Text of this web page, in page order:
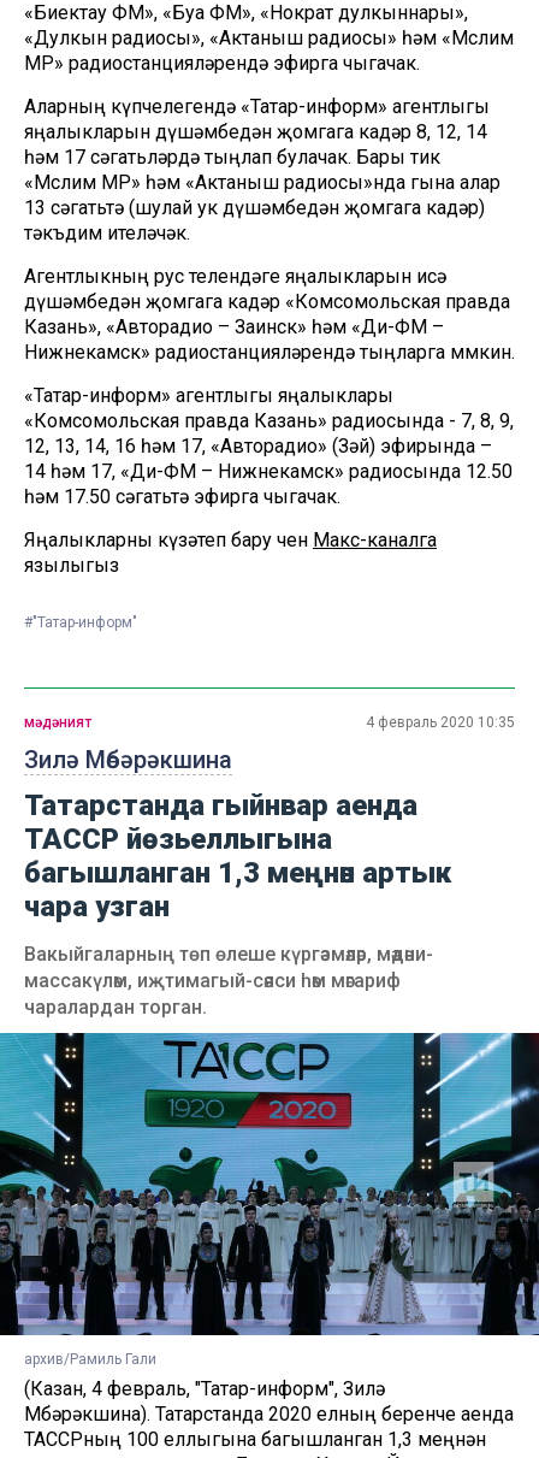
«Биектау ФМ», «Буа ФМ», «Нократ дулкыннары»,
«Дулкын радиосы», «Актаныш радиосы» һәм «Мөслим
МР» радиостанцияләрендә эфирга чыгачак.
Аларның күпчелегендә «Татар-информ» агентлыгы
яңалыкларын дүшәмбедән җомгага кадәр 8, 12, 14
һәм 17 сәгатьләрдә тыңлап булачак. Бары тик
«Мөслим МР» һәм «Актаныш радиосы»нда гына алар
13 сәгатьтә (шулай ук дүшәмбедән җомгага кадәр)
тәкъдим ителәчәк.
Агентлыкның рус телендәге яңалыкларын исә
дүшәмбедән җомгага кадәр «Комсомольская правда
Казань», «Авторадио – Заинск» һәм «Ди-ФМ –
Нижнекамск» радиостанцияләрендә тыңларга мөмкин.
«Татар-информ» агентлыгы яңалыклары
«Комсомольская правда Казань» радиосында - 7, 8, 9,
12, 13, 14, 16 һәм 17, «Авторадио» (Зәй) эфирында –
14 һәм 17, «Ди-ФМ – Нижнекамск» радиосында 12.50
һәм 17.50 сәгатьтә эфирга чыгачак.
Яңалыкларны күзәтеп бару өчен Макс-каналга
язылыгыз
#"Татар-информ"
Зилә Мөбәрәкшина
мәдәният 4 февраль 2020 10:35
Татарстанда гыйнвар аенда
ТАССР йөзьеллыгына
багышланган 1,3 меңнән артык
чара узган
Вакыйгаларның төп өлеше күргәзмәләр, мәдәни-
массакүләм, иҗтимагый-сәяси һәм мәгариф
чаралардан торган.
архив/Рамиль Гали
(Казан, 4 февраль, "Татар-информ", Зилә
Мөбәрәкшина). Татарстанда 2020 елның беренче аенда
ТАССРның 100 еллыгына багышланган 1,3 меңнән